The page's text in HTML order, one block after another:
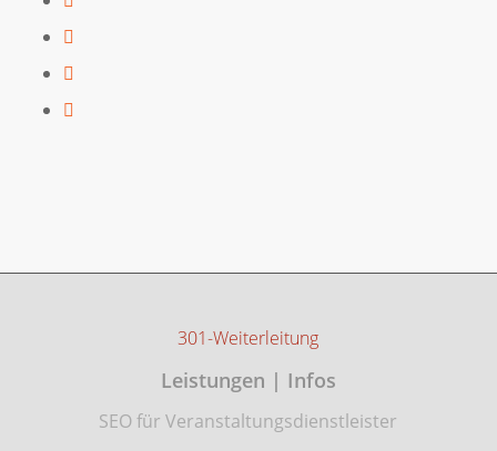
301-Weiterleitung
Leistungen | Infos
SEO für Veranstaltungsdienstleister